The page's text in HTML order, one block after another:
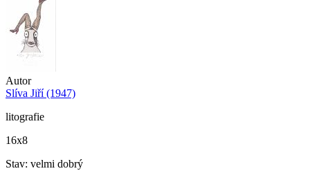
Autor
Slíva Jiří (1947)
litografie
16x8
Stav: velmi dobrý